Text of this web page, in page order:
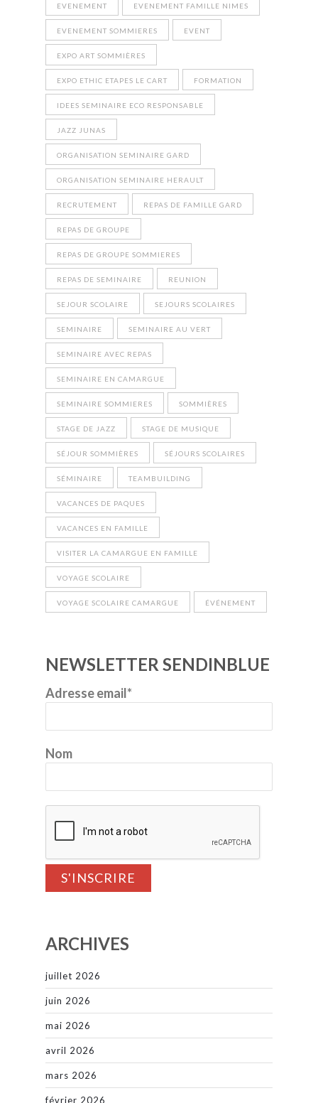
EVENEMENT EVENEMENT FAMILLE NIMES
EVENEMENT SOMMIERES EVENT
EXPO ART SOMMIÈRES
EXPO ETHIC ETAPES LE CART FORMATION
IDEES SEMINAIRE ECO RESPONSABLE
JAZZ JUNAS
ORGANISATION SEMINAIRE GARD
ORGANISATION SEMINAIRE HERAULT
RECRUTEMENT REPAS DE FAMILLE GARD
REPAS DE GROUPE
REPAS DE GROUPE SOMMIERES
REPAS DE SEMINAIRE REUNION
SEJOUR SCOLAIRE SEJOURS SCOLAIRES
SEMINAIRE SEMINAIRE AU VERT
SEMINAIRE AVEC REPAS
SEMINAIRE EN CAMARGUE
SEMINAIRE SOMMIERES SOMMIÈRES
STAGE DE JAZZ STAGE DE MUSIQUE
SÉJOUR SOMMIÈRES SÉJOURS SCOLAIRES
SÉMINAIRE TEAMBUILDING
VACANCES DE PAQUES
VACANCES EN FAMILLE
VISITER LA CAMARGUE EN FAMILLE
VOYAGE SCOLAIRE
VOYAGE SCOLAIRE CAMARGUE ÉVÉNEMENT
NEWSLETTER SENDINBLUE
Adresse email*
Nom
ARCHIVES
juillet 2026
juin 2026
mai 2026
avril 2026
mars 2026
février 2026